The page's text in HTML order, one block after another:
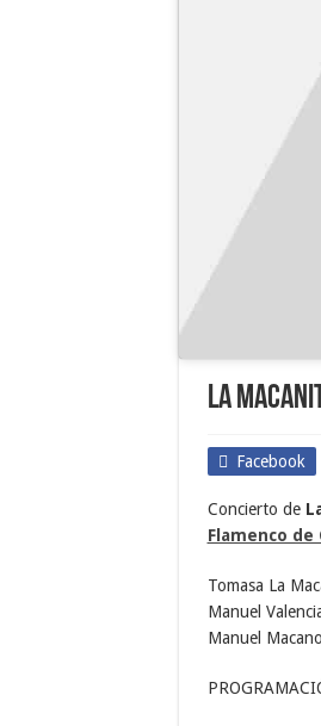
La
Facebook
Concierto de
Flamenco de
Tomasa La
Manuel
Manuel